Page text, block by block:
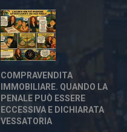
COMPRAVENDITA
IMMOBILIARE. QUANDO LA
PENALE PUÒ ESSERE
ECCESSIVA E DICHIARATA
VESSATORIA